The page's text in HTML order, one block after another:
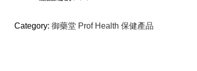
蛋
Category:御藥堂 Prof Health 保健產品